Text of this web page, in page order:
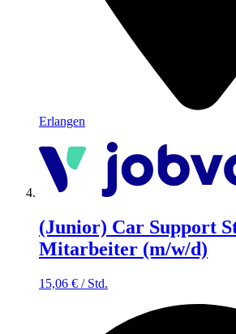
Erlangen
(Junior) Car Support
Mitarbeiter (m/w/d)
15,06 € / Std.